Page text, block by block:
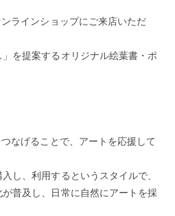
ラインショップにご来店いただ
を提案するオリジナル絵葉書・ポ
なげることで、アートを応援して
し、利用するというスタイルで、
普及し、日常に自然にアートを採